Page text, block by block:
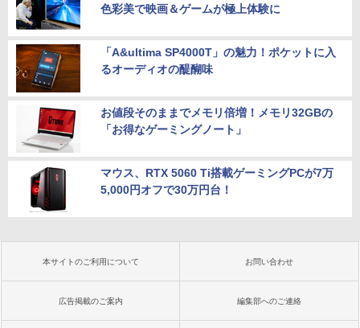
色彩美で映画＆ゲームが極上体験に
「A&ultima SP4000T」の魅力！ポケットに入
るオーディオの醍醐味
お値段そのままでメモリ倍増！メモリ32GBの
「お得なゲーミングノート」
マウス、RTX 5060 Ti搭載ゲーミングPCが7万
5,000円オフで30万円台！
本サイトのご利用について お問い合わせ
広告掲載のご案内 編集部へのご連絡